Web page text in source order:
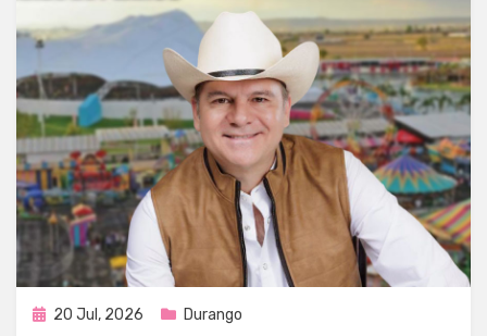
Publicada
20 Jul, 2026 Durango